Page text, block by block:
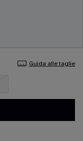
Guida alle taglie